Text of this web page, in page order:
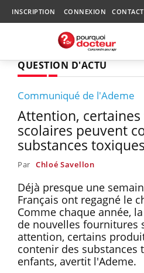
INSCRIPTION CONNEXION CONTACT
QUESTION D'ACTU
Communiqué de l'Ademe
Attention,
scolaires peuvent
substances toxiques
Par Chloé Savellon
Déjà presque une
Français ont regagné le
Comme chaque année,
de nouvelles fournitures
attention, certains
contenir des substances
enfants, avertit l'Ademe.